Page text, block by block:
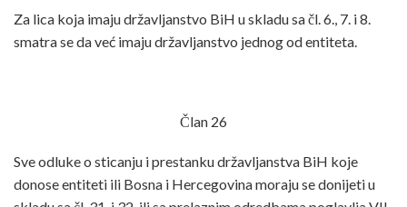
Za lica koja imaju državljanstvo BiH u skladu sa čl. 6., 7. i 8.
smatra se da već imaju državljanstvo jednog od entiteta.
Član 26
Sve odluke o sticanju i prestanku državljanstva BiH koje
donose entiteti ili Bosna i Hercegovina moraju se donijeti u